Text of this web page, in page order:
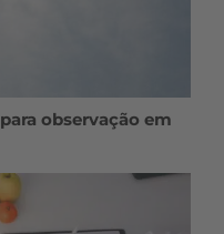
observação em